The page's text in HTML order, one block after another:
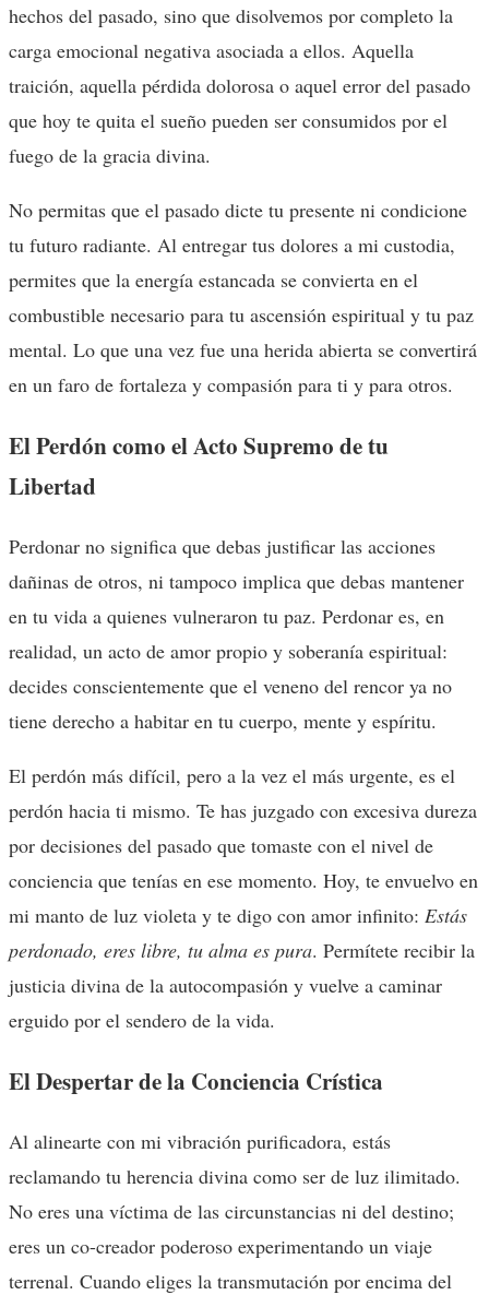
hechos del pasado, sino que disolvemos por completo la
carga emocional negativa asociada a ellos. Aquella
traición, aquella pérdida dolorosa o aquel error del pasado
que hoy te quita el sueño pueden ser consumidos por el
fuego de la gracia divina.
No permitas que el pasado dicte tu presente ni condicione
tu futuro radiante. Al entregar tus dolores a mi custodia,
permites que la energía estancada se convierta en el
combustible necesario para tu ascensión espiritual y tu paz
mental. Lo que una vez fue una herida abierta se convertirá
en un faro de fortaleza y compasión para ti y para otros.
El Perdón como el Acto Supremo de tu
Libertad
Perdonar no significa que debas justificar las acciones
dañinas de otros, ni tampoco implica que debas mantener
en tu vida a quienes vulneraron tu paz. Perdonar es, en
realidad, un acto de amor propio y soberanía espiritual:
decides conscientemente que el veneno del rencor ya no
tiene derecho a habitar en tu cuerpo, mente y espíritu.
El perdón más difícil, pero a la vez el más urgente, es el
perdón hacia ti mismo. Te has juzgado con excesiva dureza
por decisiones del pasado que tomaste con el nivel de
conciencia que tenías en ese momento. Hoy, te envuelvo en
mi manto de luz violeta y te digo con amor infinito: Estás
perdonado, eres libre, tu alma es pura. Permítete recibir la
justicia divina de la autocompasión y vuelve a caminar
erguido por el sendero de la vida.
El Despertar de la Conciencia Crística
Al alinearte con mi vibración purificadora, estás
reclamando tu herencia divina como ser de luz ilimitado.
No eres una víctima de las circunstancias ni del destino;
eres un co-creador poderoso experimentando un viaje
terrenal. Cuando eliges la transmutación por encima del